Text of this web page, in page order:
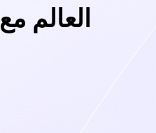
العالم مع Vidnoz